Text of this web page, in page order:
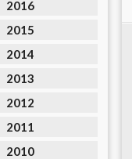
2016
2015
2014
2013
2012
2011
2010